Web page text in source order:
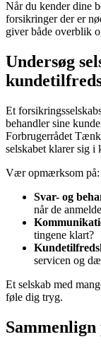
Når du kender dine
forsikringer der er
giver både overblik
Undersøg
Et
behandler sine
Forbrugerrådet
selskabet klarer sig i
Vær opmærksom på:
Svar- og
når de
tingene klart?
servicen og
Et selskab med
føle dig tryg.
Sammenlign